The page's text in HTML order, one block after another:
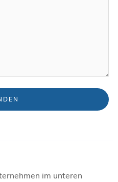
im unteren